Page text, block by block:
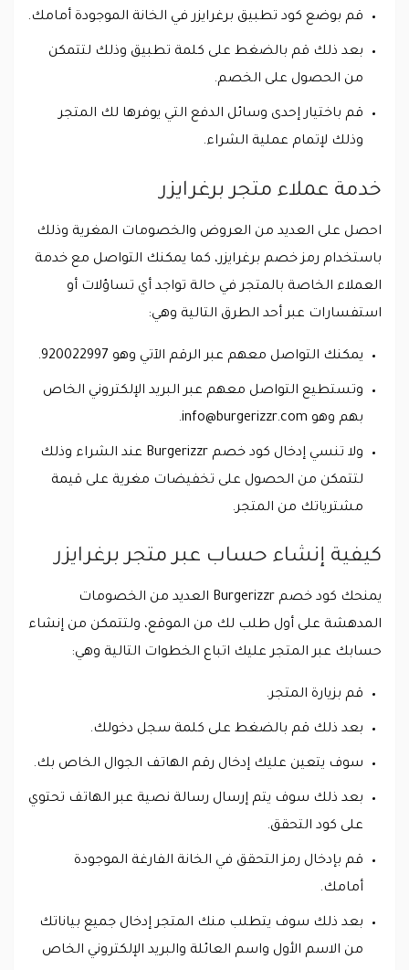
قم بوضع كود تطبيق برغرايزر في الخانة الموجودة أمامك.
بعد ذلك قم بالضغط على كلمة تطبيق وذلك لتتمكن
من الحصول على الخصم.
قم باختيار إحدى وسائل الدفع التي يوفرها لك المتجر
وذلك لإتمام عملية الشراء.
خدمة عملاء متجر برغرايزر
احصل على العديد من العروض والخصومات المغرية وذلك
باستخدام رمز خصم برغرايزر، كما يمكنك التواصل مع خدمة
العملاء الخاصة بالمتجر في حالة تواجد أي تساؤلات أو
استفسارات عبر أحد الطرق التالية وهي:
يمكنك التواصل معهم عبر الرقم الآتي وهو 920022997.
وتستطيع التواصل معهم عبر البريد الإلكتروني الخاص
بهم وهو info@burgerizzr.com
.
ولا تنسي إدخال كود خصم Burgerizzr عند الشراء وذلك
لتتمكن من الحصول على تخفيضات مغرية على قيمة
مشترياتك من المتجر.
كيفية إنشاء حساب عبر متجر برغرايزر
يمنحك كود خصم Burgerizzr العديد من الخصومات
المدهشة على أول طلب لك من الموقع، ولتتمكن من إنشاء
حسابك عبر المتجر عليك اتباع الخطوات التالية وهي:
قم بزيارة المتجر.
بعد ذلك قم بالضغط على كلمة سجل دخولك.
سوف يتعين عليك إدخال رقم الهاتف الجوال الخاص بك.
بعد ذلك سوف يتم إرسال رسالة نصية عبر الهاتف تحتوي
على كود التحقق.
قم بإدخال رمز التحقق في الخانة الفارغة الموجودة
أمامك.
بعد ذلك سوف يتطلب منك المتجر إدخال جميع بياناتك
من الاسم الأول واسم العائلة والبريد الإلكتروني الخاص